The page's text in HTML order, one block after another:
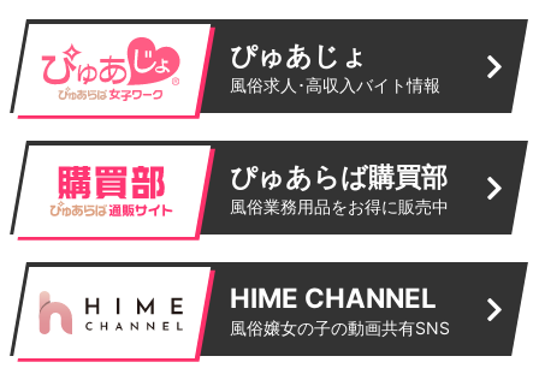
ぴゅあじょ
風俗求人･高収入バイト情報
ぴゅあらば購買部
風俗業務用品をお得に販売中
HIME CHANNEL
風俗嬢女の子の動画共有SNS